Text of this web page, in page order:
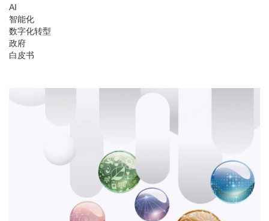
AI
智能化
数字化转型
政府
白皮书